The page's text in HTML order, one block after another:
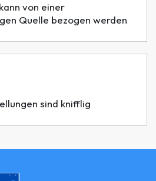
von einer
Quelle bezogen werden
sind knifflig